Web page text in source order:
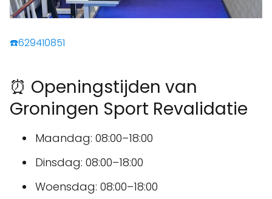
☎️629410851
⏰ Openingstijden van
Groningen Sport Revalidatie
Maandag: 08:00–18:00
Dinsdag: 08:00–18:00
Woensdag: 08:00–18:00